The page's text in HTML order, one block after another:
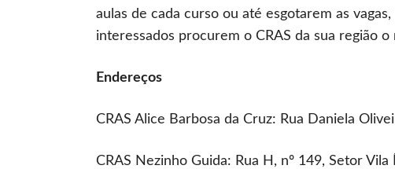
aulas de cada curso ou até esgotarem as
interessados procurem o CRAS da sua região o
Endereços
CRAS Alice Barbosa da Cruz: Rua Daniela
CRAS Nezinho Guida: Rua H, nº 149, Setor Vila